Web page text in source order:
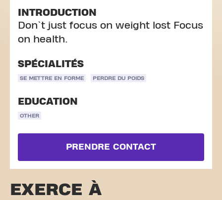
INTRODUCTION
Don`t just focus on weight lost Focus
on health.
SPÉCIALITÉS
SE METTRE EN FORME PERDRE DU POIDS
EDUCATION
OTHER
PRENDRE CONTACT
EXERCE À